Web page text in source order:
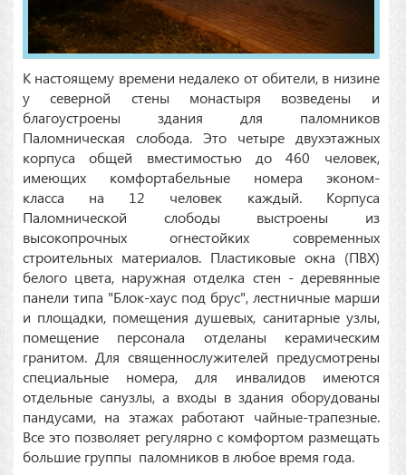
К настоящему времени недалеко от обители, в низине
у северной стены монастыря возведены и
благоустроены здания для паломников
Паломническая слобода. Это четыре двухэтажных
корпуса общей вместимостью до 460 человек,
имеющих комфортабельные номера эконом-
класса на 12 человек каждый. Корпуса
Паломнической слободы выстроены из
высокопрочных огнестойких современных
строительных материалов. Пластиковые окна (ПВХ)
белого цвета, наружная отделка стен - деревянные
панели типа "Блок-хаус под брус", лестничные марши
и площадки, помещения душевых, санитарные узлы,
помещение персонала отделаны керамическим
гранитом. Для священнослужителей предусмотрены
специальные номера, для инвалидов имеются
отдельные санузлы, а входы в здания оборудованы
пандусами, на этажах работают чайные-трапезные.
Все это позволяет регулярно с комфортом размещать
большие группы паломников в любое время года.